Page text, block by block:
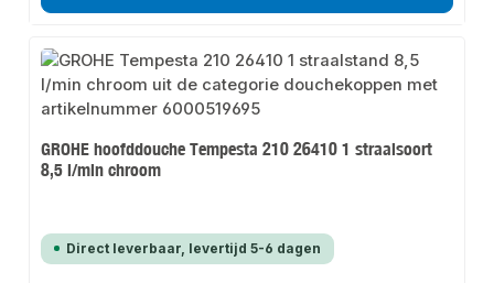
GROHE hoofddouche Tempesta 210 26410 1 straalsoort
8,5 l/min chroom
Direct leverbaar, levertijd 5-6 dagen